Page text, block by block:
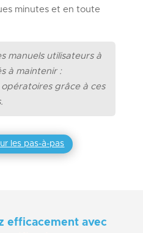
minutes et en toute
manuels utilisateurs à
à maintenir :
grâce à ces
les pas-à-pas
efficacement avec